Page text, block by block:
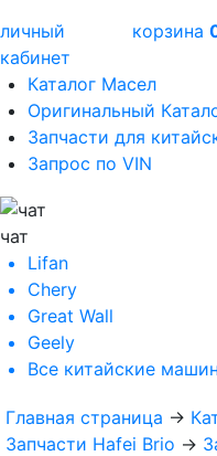
личный
кабинет
корзина
Каталог Масел
Оригинальный
Запчасти для
Запрос по VIN
чат
Lifan
Chery
Great Wall
Geely
Все китайские
Главная страница →
Запчасти Hafei Brio →